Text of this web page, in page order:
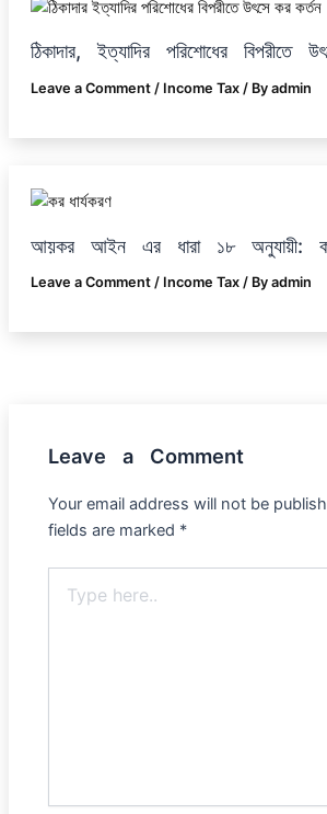
ঠিকাদার, ইত্যাদির পরিশোধের বিপরীতে
Leave a Comment / Income Tax/ By admin
আয়কর আইন এর ধারা ১৮ অনুযায়ী: কর
Leave a Comment / Income Tax/ By admin
Leave a Comment
Your email address will not be
fields are marked *
here..